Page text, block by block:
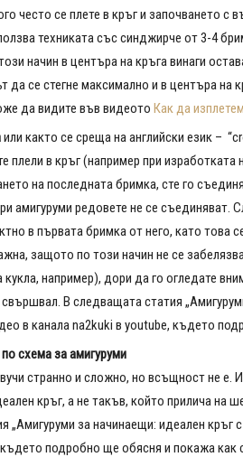
често се плете в кръг и започването
техниката със синджирче от 3-4
начин в центъра на кръга винаги
да се стегне максимално и в центъра на
да видите във видеото Как да
или както се среща на английски език –
плели в кръг (например при
на последната бримка, сте го
амигуруми редовете не се съединяват.
в първата бримка от него, като това
защото по този начин не се
кукла, например), дори да го огледате
В следващата статия
в канала na2kuki в youtube, където
схема за амигуруми
странно и сложно, но всъщност не е.
кръг, а не такъв, който прилича
„Амигуруми за начинаещи: идеален
подробно ще обясня и покажа как